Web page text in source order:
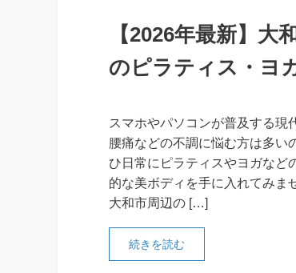
【2026年最新】
のピラティス・ヨ
スマホやパソコンが普及する現
腰痛などの不調に悩む方は多い
ひ日常にピラティスやヨガなど
的な美ボディを手に入れてみま
大和市周辺の […]
続きを読む